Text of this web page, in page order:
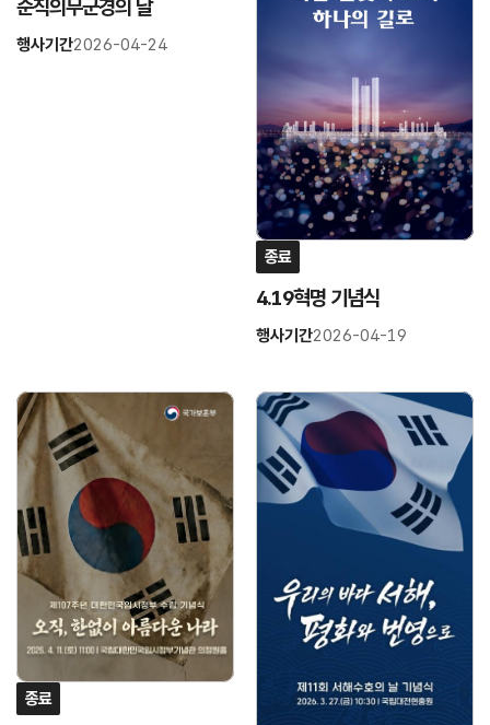
순직의무군경의 날
행사기간2026-04-24
종료
4.19혁명 기념식
행사기간2026-04-19
링
크
연
종료
링
연
결